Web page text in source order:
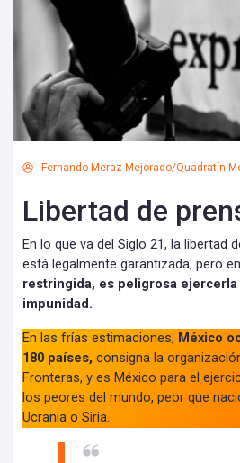
Fernando Meraz Mejorado/Quadratín
Libertad de
En lo que va del Siglo 21, la libertad
está legalmente garantizada, pero
restringida, es peligrosa
impunidad.
En las frías estimaciones, México
180 países, consigna la
Fronteras, y es México para el
los peores del mundo, peor que
Ucrania o Siria.